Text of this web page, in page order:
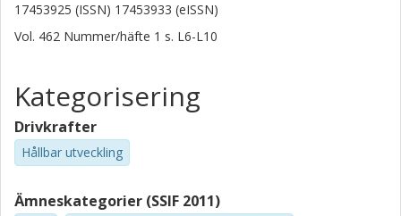
17453925 (ISSN) 17453933 (eISSN)
Vol. 462 Nummer/häfte 1 s. L6-L10
Kategorisering
Drivkrafter
Hållbar utveckling
Ämneskategorier (SSIF 2011)